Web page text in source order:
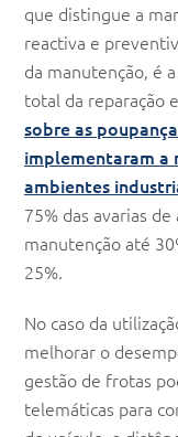
que distingue a
reactiva e
da manutenção, é
total da reparação
sobre as
implementaram a
ambientes
75% das avarias
manutenção até
25%.
No caso da
melhorar o
gestão de frotas
telemáticas para